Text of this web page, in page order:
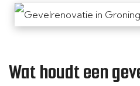
Wat houdt een